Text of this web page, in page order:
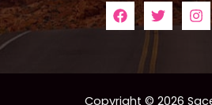
Copyright © 2026